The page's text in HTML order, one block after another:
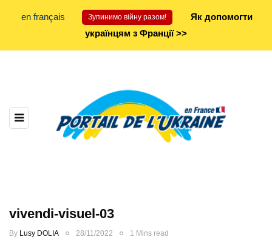
en français Зупинимо війну разом!
Як допомогти
українцям з Франції >>
vivendi-visuel-03
By Lusy DOLIA 28/11/2022 1 Mins read